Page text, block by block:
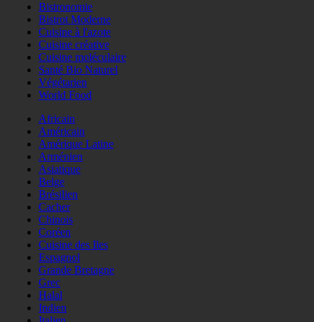
Bistronomie
Bistrot Moderne
Cuisine à l'azote
Cuisine créative
Cuisine moléculaire
Santé Bio Naturel
Végétarien
World Food
Africain
Américain
Amérique Latine
Arménien
Asiatique
Belge
Brésilien
Cacher
Chinois
Coréen
Cuisine des Iles
Espagnol
Grande Bretagne
Grec
Halal
Indien